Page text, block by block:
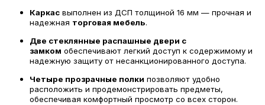
Каркас выполнен из ДСП толщиной 16 мм — прочная и
надежная торговая мебель.
Две стеклянные распашные двери с
замком обеспечивают легкий доступ к содержимому и
надежную защиту от несанкционированного доступа.
Четыре прозрачные полки позволяют удобно
расположить и продемонстрировать предметы,
обеспечивая комфортный просмотр со всех сторон.